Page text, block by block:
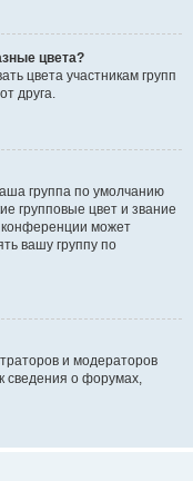
цвета?
цвета участникам групп
друга.
группа по умолчанию
групповые цвет и звание
может
вашу группу по
и модераторов
сведения о форумах,